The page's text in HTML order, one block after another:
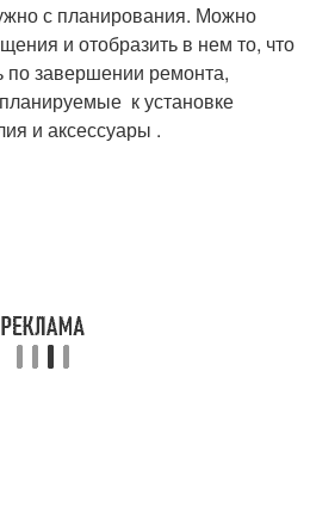
с планирования. Можно
и отобразить в нем то, что
по завершении ремонта,
к установке
и аксессуары .